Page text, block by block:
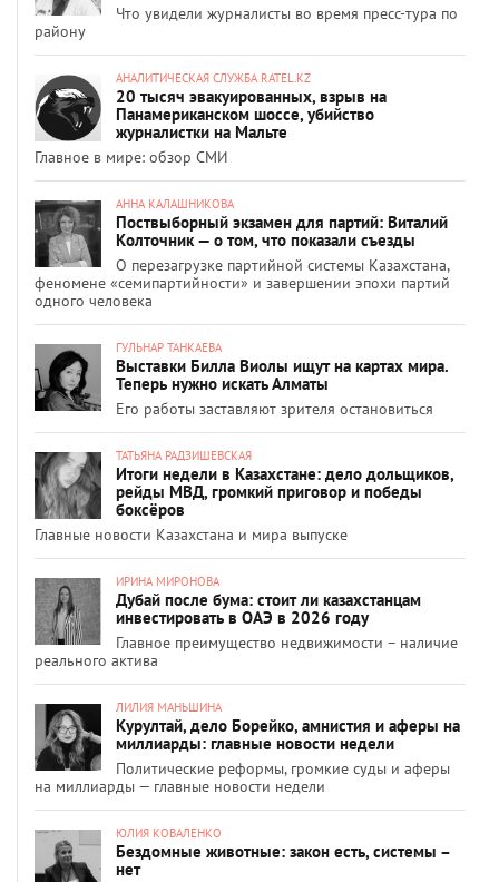
Что увидели журналисты во время пресс-тура по
району
АНАЛИТИЧЕСКАЯ СЛУЖБА RATEL.KZ
20 тысяч эвакуированных, взрыв на
Панамериканском шоссе, убийство
журналистки на Мальте
Главное в мире: обзор СМИ
АННА КАЛАШНИКОВА
Поствыборный экзамен для партий: Виталий
Колточник — о том, что показали съезды
О перезагрузке партийной системы Казахстана,
феномене «семипартийности» и завершении эпохи партий
одного человека
ГУЛЬНАР ТАНКАЕВА
Выставки Билла Виолы ищут на картах мира.
Теперь нужно искать Алматы
Его работы заставляют зрителя остановиться
ТАТЬЯНА РАДЗИШЕВСКАЯ
Итоги недели в Казахстане: дело дольщиков,
рейды МВД, громкий приговор и победы
боксёров
Главные новости Казахстана и мира выпуске
ИРИНА МИРОНОВА
Дубай после бума: стоит ли казахстанцам
инвестировать в ОАЭ в 2026 году
Главное преимущество недвижимости – наличие
реального актива
ЛИЛИЯ МАНЬШИНА
Курултай, дело Борейко, амнистия и аферы на
миллиарды: главные новости недели
Политические реформы, громкие суды и аферы
на миллиарды — главные новости недели
ЮЛИЯ КОВАЛЕНКО
Бездомные животные: закон есть, системы –
нет